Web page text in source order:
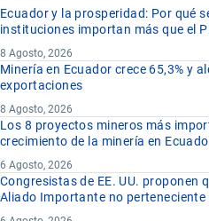
Ecuador y la prosperidad: Por qué
instituciones importan más que el
8 Agosto, 2026
Minería en Ecuador crece 65,3% y
exportaciones
8 Agosto, 2026
Los 8 proyectos mineros más
crecimiento de la minería en
6 Agosto, 2026
Congresistas de EE. UU. proponen
Aliado Importante no perteneciente